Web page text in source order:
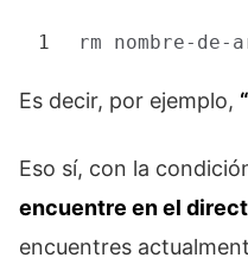
1 rm nombre-
Es decir, por ejemplo,
Eso sí, con la
encuentre en el
encuentres